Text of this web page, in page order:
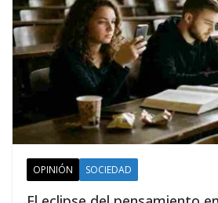
OPINIÓN SOCIEDAD